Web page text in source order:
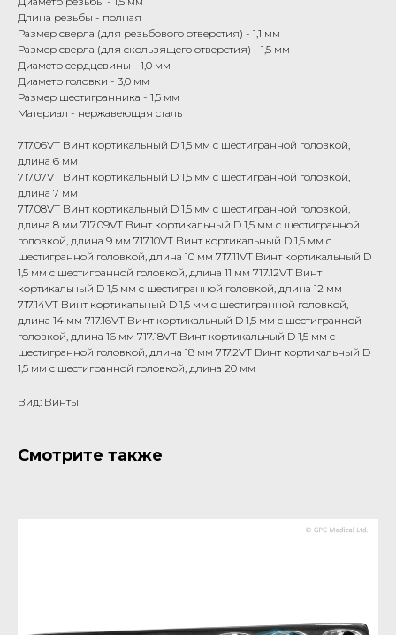
Длина резьбы - полная
Размер сверла (для резьбового отверстия) - 1,1 мм
Размер сверла (для скользящего отверстия) - 1,5 мм
Диаметр сердцевины - 1,0 мм
Диаметр головки - 3,0 мм
Размер шестигранника - 1,5 мм
Материал - нержавеющая сталь
717.06VT Винт кортикальный D 1,5 мм с шестигранной головкой,
длина 6 мм
717.07VT Винт кортикальный D 1,5 мм с шестигранной головкой,
длина 7 мм
717.08VT Винт кортикальный D 1,5 мм с шестигранной головкой,
длина 8 мм 717.09VT Винт кортикальный D 1,5 мм с шестигранной
головкой, длина 9 мм 717.10VT Винт кортикальный D 1,5 мм с
шестигранной головкой, длина 10 мм 717.11VT Винт кортикальный D
1,5 мм с шестигранной головкой, длина 11 мм 717.12VT Винт
кортикальный D 1,5 мм с шестигранной головкой, длина 12 мм
717.14VT Винт кортикальный D 1,5 мм с шестигранной головкой,
длина 14 мм 717.16VT Винт кортикальный D 1,5 мм с шестигранной
головкой, длина 16 мм 717.18VT Винт кортикальный D 1,5 мм с
шестигранной головкой, длина 18 мм 717.2VT Винт кортикальный D
1,5 мм с шестигранной головкой, длина 20 мм
Вид: Винты
Смотрите также